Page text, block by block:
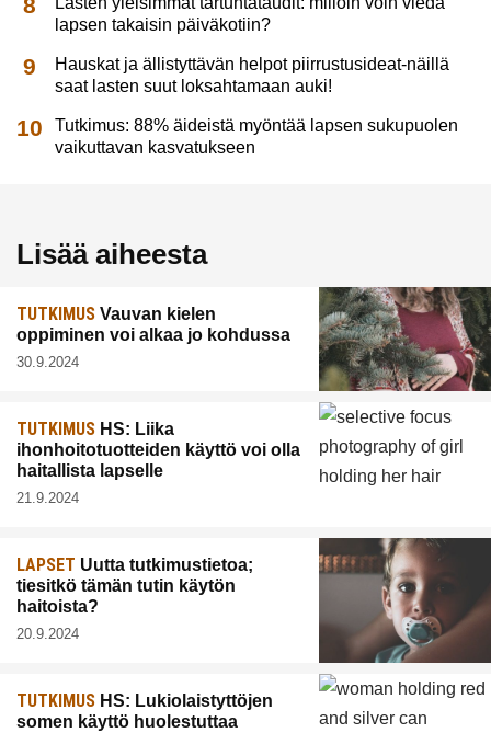
lapsen takaisin päiväkotiin?
Hauskat ja ällistyttävän helpot piirrustusideat-näillä
saat lasten suut loksahtamaan auki!
Tutkimus: 88% äideistä myöntää lapsen sukupuolen
vaikuttavan kasvatukseen
Lisää aiheesta
TUTKIMUS Vauvan kielen
oppiminen voi alkaa jo kohdussa
30.9.2024
TUTKIMUS HS: Liika
ihonhoitotuotteiden käyttö voi olla
haitallista lapselle
21.9.2024
LAPSET Uutta tutkimustietoa;
tiesitkö tämän tutin käytön
haitoista?
20.9.2024
TUTKIMUS HS: Lukiolaistyttöjen
somen käyttö huolestuttaa